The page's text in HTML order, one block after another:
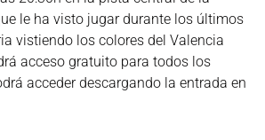
le ha visto jugar durante los últimos
vistiendo los colores del Valencia
acceso gratuito para todos los
acceder descargando la entrada en